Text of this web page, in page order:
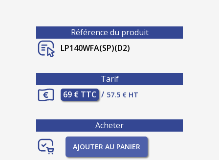
Référence du produit
LP140WFA(SP)(D2)
Tarif
69 € TTC / 57.5 € HT
Acheter
AJOUTER AU PANIER